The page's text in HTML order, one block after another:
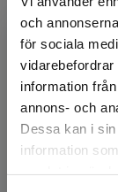
och
för sociala
vidarebefordrar
information
annons- och
Dessa kan i
information
Det verkar
och
I